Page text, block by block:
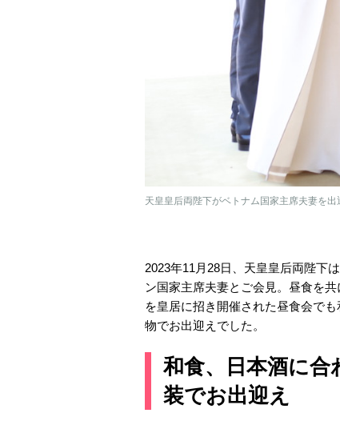
天皇皇后両陛下がベトナム国家主席夫妻を
2023年11月28日、天皇皇后両陛下
ン国家主席夫妻とご会見。昼食を
を皇居に招き開催された昼食会で
物でお出迎えでした。
和食、日本酒に
装でお出迎え